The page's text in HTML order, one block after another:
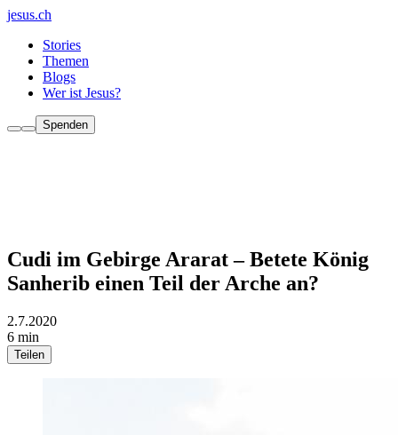
jesus.ch
Stories
Themen
Blogs
Wer ist Jesus?
Spenden
Cudi im Gebirge Ararat – Betete König
Sanherib einen Teil der Arche an?
2.7.2020
6 min
Teilen